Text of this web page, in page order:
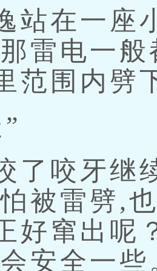
在一座小
雷电一
范围内劈
咬牙继续
被雷劈,
好窜出呢
安全一些